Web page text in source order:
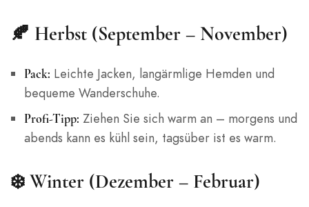
🍂 Herbst (September – November)
Pack: Leichte Jacken, langärmlige Hemden und
bequeme Wanderschuhe.
Profi-Tipp: Ziehen Sie sich warm an – morgens und
abends kann es kühl sein, tagsüber ist es warm.
❄️ Winter (Dezember – Februar)